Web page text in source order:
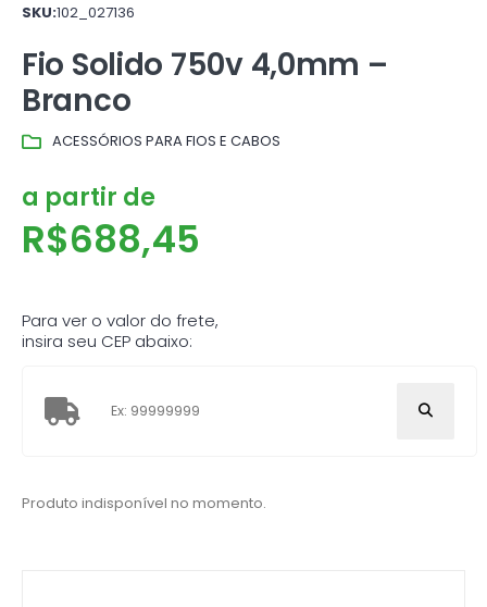
SKU:102_027136
Fio Solido 750v 4,0mm –
Branco
ACESSÓRIOS PARA FIOS E CABOS
a partir de
R$688,45
Para ver o valor do frete,
insira seu CEP abaixo:
Produto indisponível no momento.